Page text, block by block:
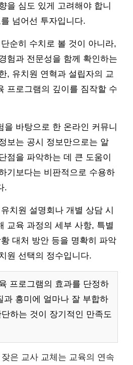
을 심도 있게 고려해야 합니
넘어선 투자입니다.
순히 수치로 볼 것이 아니라,
험과 전문성을 함께 확인하는
, 유치원 연혁과 설립자의 교
프로그램의 깊이를 짐작할 수
을 바탕으로 한 온라인 커뮤니
보는 공시 정보만으로는 알
점을 파악하는 데 큰 도움이
기보다는 비판적으로 수용하
.
치원 설명회나 개별 상담 시
교육 과정의 세부 사항, 특별
대처 방안 등을 명확히 파악
원 선택의 정수입니다.
프로그램의 효과를 단정하
과 흥미에 얼마나 잘 부합하
하는 것이 장기적인 만족도
잦은 교사 교체는 교육의 연속